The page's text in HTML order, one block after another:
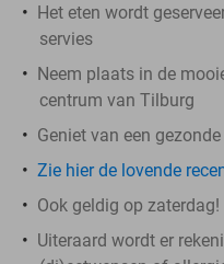
Het eten wordt
servies
Neem plaats in de
centrum van Tilburg
Geniet van een
Zie hier de lovende
Ook geldig op zaterdag!
Uiteraard wordt er